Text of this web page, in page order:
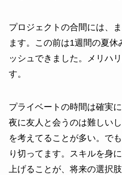
プロジェクトの合間には、
ます。この前は1週間の夏休
ッシュできました。メリハ
す。
プライベートの時間は確実
夜に友人と会うのは難しい
を考えてることが多い。で
り切ってます。スキルを身
上げることが、将来の選択